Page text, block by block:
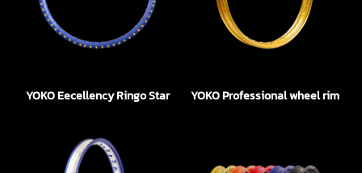
YOKO Eecellency Ringo Star YOKO Professional wheel rim